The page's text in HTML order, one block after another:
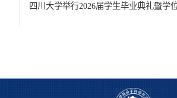
四川大学举行2026届学生毕业典礼暨学